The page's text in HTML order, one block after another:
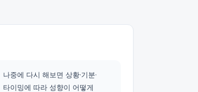
나중에 다시 해보면 상황·기분·
타이밍에 따라 성향이 어떻게